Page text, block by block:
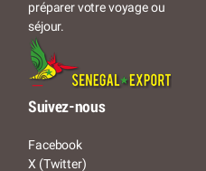
préparer votre voyage ou
séjour.
Suivez-nous
Facebook
X (Twitter)